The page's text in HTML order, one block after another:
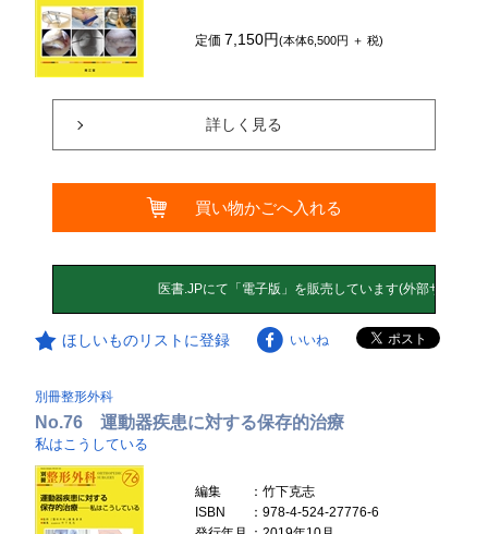
定価 7,150円(本体6,500円 ＋ 税)
詳しく見る
買い物かごへ入れる
ほしいものリストに登録 いいね
別冊整形外科
No.76 運動器疾患に対する保存的治療
私はこうしている
編集
：竹下克志
ISBN
：978-4-524-27776-6